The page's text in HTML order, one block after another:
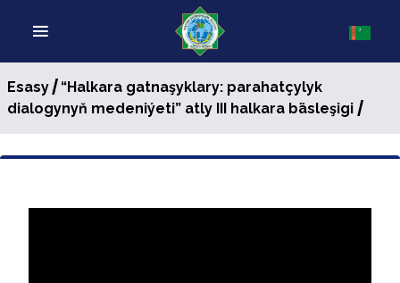
Esasy/ “Halkara gatnaşyklary: parahatçylyk
dialogynyň medeniýeti” atly III halkara bäsleşigi /